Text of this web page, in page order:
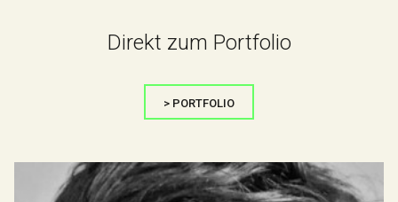
Direkt zum Portfolio
> PORTFOLIO